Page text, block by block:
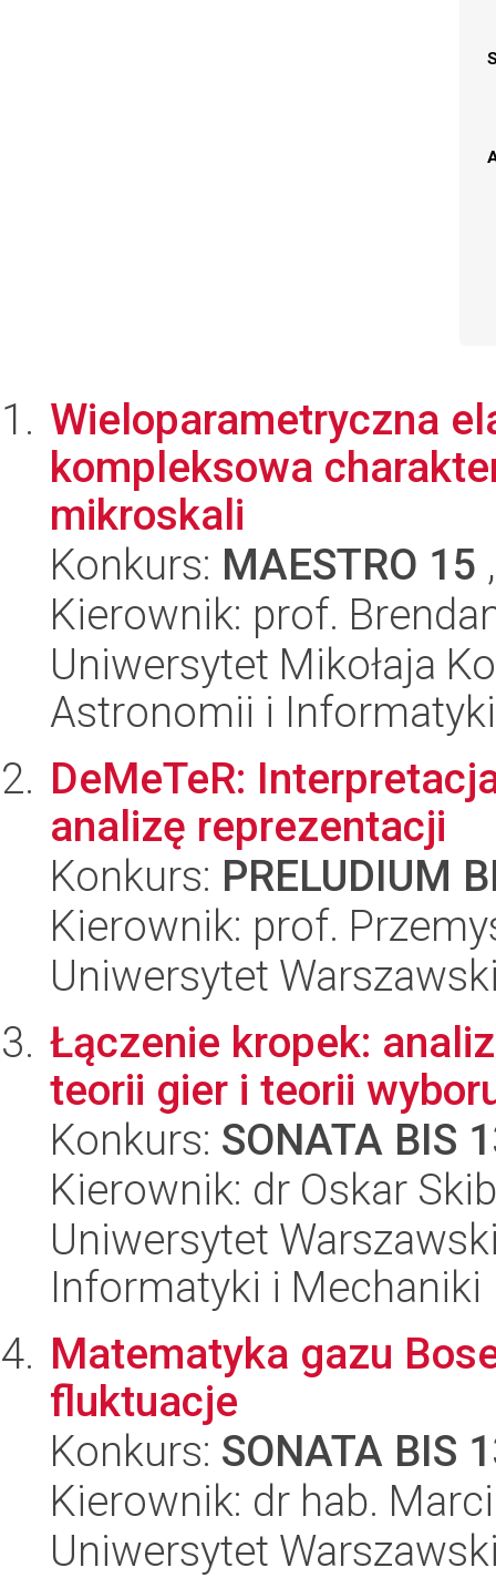
Wieloparametryczna
kompleksowa
mikroskali
Konkurs: MAESTRO 15
Kierownik: prof.
Uniwersytet Mikołaja
Astronomii i
DeMeTeR:
analizę reprezentacji
Konkurs: PRELUDIUM
Kierownik: prof.
Uniwersytet
Łączenie kropek:
teorii gier i teorii
Konkurs: SONATA BIS
Kierownik: dr Oskar
Uniwersytet
Informatyki i Mechaniki
Matematyka gazu
fluktuacje
Konkurs: SONATA BIS
Kierownik: dr hab.
Uniwersytet